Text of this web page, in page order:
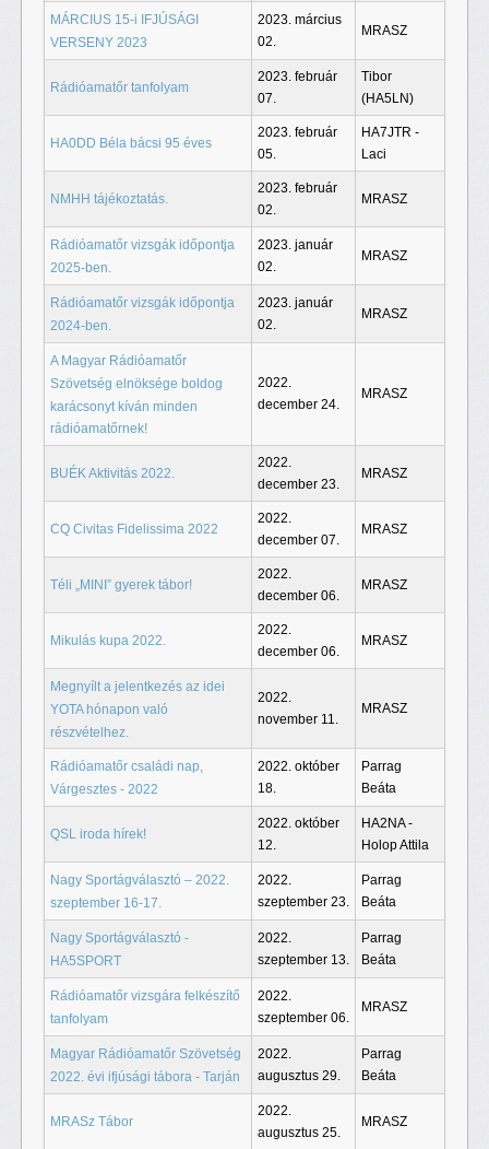
MÁRCIUS 15-i IFJÚSÁGI
VERSENY 2023
2023. március
02.
MRASZ
Rádióamatőr tanfolyam
2023. február
07.
Tibor
(HA5LN)
HA0DD Béla bácsi 95 éves
2023. február
05.
HA7JTR -
Laci
NMHH tájékoztatás.
2023. február
02.
MRASZ
Rádióamatőr vizsgák időpontja
2025-ben.
2023. január
02.
MRASZ
Rádióamatőr vizsgák időpontja
2024-ben.
2023. január
02.
MRASZ
A Magyar Rádióamatőr
Szövetség elnöksége boldog
karácsonyt kíván minden
rádióamatőrnek!
2022.
december 24.
MRASZ
BUÉK Aktivitás 2022.
2022.
december 23.
MRASZ
CQ Civitas Fidelissima 2022
2022.
december 07.
MRASZ
Téli „MINI” gyerek tábor!
2022.
december 06.
MRASZ
Mikulás kupa 2022.
2022.
december 06.
MRASZ
Megnyílt a jelentkezés az idei
YOTA hónapon való
részvételhez.
2022.
november 11.
MRASZ
Rádióamatőr családi nap,
Várgesztes - 2022
2022. október
18.
Parrag
Beáta
QSL iroda hírek!
2022. október
12.
HA2NA -
Holop Attila
Nagy Sportágválasztó – 2022.
szeptember 16-17.
2022.
szeptember 23.
Parrag
Beáta
Nagy Sportágválasztó -
HA5SPORT
2022.
szeptember 13.
Parrag
Beáta
Rádióamatőr vizsgára felkészítő
tanfolyam
2022.
szeptember 06.
MRASZ
Magyar Rádióamatőr Szövetség
2022. évi ifjúsági tábora - Tarján
2022.
augusztus 29.
Parrag
Beáta
MRASz Tábor
2022.
augusztus 25.
MRASZ